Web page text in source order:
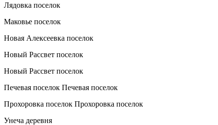
Лядовка поселок
Маковье поселок
Новая Алексеевка поселок
Новый Рассвет поселок
Новый Рассвет поселок
Печевая поселок Печевая поселок
Прохоровка поселок Прохоровка поселок
Унеча деревня